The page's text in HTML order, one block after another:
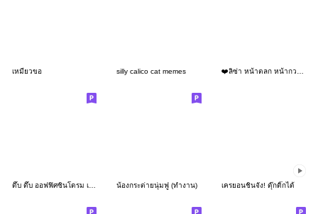
เหมียวขอ silly calico cat memes
ดึ๊บ ดึ๊บ ออฟฟิศซินโดรม เก้า น้องกระต่ายนุ่มฟู (ทำงาน) เครยอนชินจัง! ดุ๊กดิ๊กได้